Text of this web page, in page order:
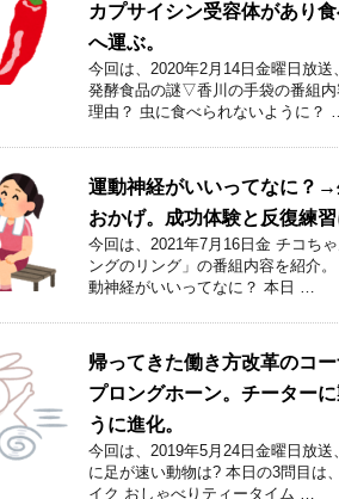
カプサイシン受容体があり
へ運ぶ。
今回は、2020年2月14日金曜日放
発酵食品の謎▽香川の手袋の番組
理由？ 虫に食べられないように？
運動神経がいいってなに？
おかげ。成功体験と反復練
今回は、2021年7月16日金 チコ
ングのリング」の番組内容を紹介
動神経がいいってなに？ 本日 …
帰ってきた働き方改革のコ
プロングホーン。チーター
うに進化。
今回は、2019年5月24日金曜日放
に足が速い動物は? 本日の3問目は
イク おしゃべりティータイム …